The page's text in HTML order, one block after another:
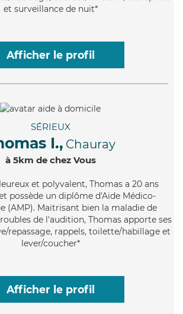
et surveillance de nuit*
Afficher le profil
SÉRIEUX
I., Chauray
à 5km de chez Vous
et polyvalent, Thomas a 20 ans
possède un diplôme d'Aide Médico-
(AMP). Maitrisant bien la maladie de
de l'audition, Thomas apporte ses
repassage, rappels, toilette/habillage et
lever/coucher*
Afficher le profil